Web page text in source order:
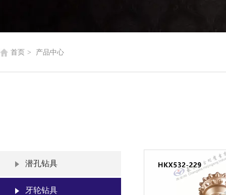
首页 > 产品中心
潜孔钻具
牙轮钻具